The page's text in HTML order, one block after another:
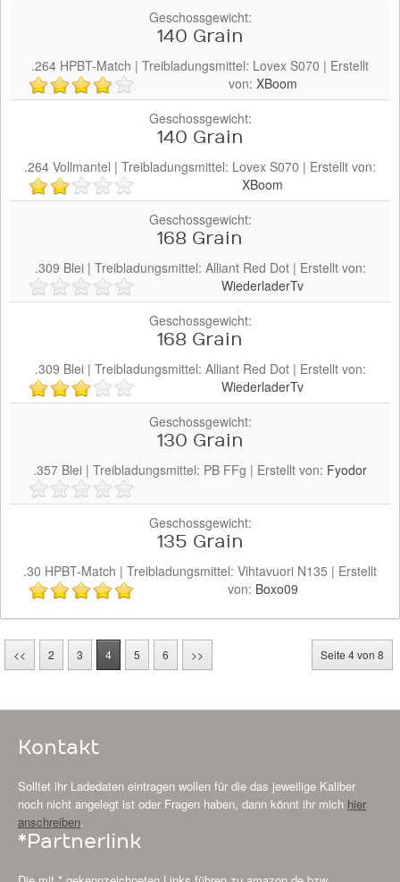
Geschossgewicht:
140 Grain
.264 HPBT-Match | Treibladungsmittel: Lovex S070 | Erstellt
von: XBoom
Geschossgewicht:
140 Grain
.264 Vollmantel | Treibladungsmittel: Lovex S070 | Erstellt von:
XBoom
Geschossgewicht:
168 Grain
.309 Blei| Treibladungsmittel: Alliant Red Dot| Erstellt von:
WiederladerTv
Geschossgewicht:
168 Grain
.309 Blei| Treibladungsmittel: Alliant Red Dot| Erstellt von:
WiederladerTv
Geschossgewicht:
130 Grain
.357 Blei | Treibladungsmittel: PB FFg | Erstellt von: Fyodor
Geschossgewicht:
135 Grain
.30 HPBT-Match | Treibladungsmittel: Vihtavuori N135 | Erstellt
von: Boxo09
Seite 4 von 8
<< 2 3 4 5 6 >>
Kontakt
Solltet ihr Ladedaten eintragen wollen für die das jeweilige Kaliber
noch nicht angelegt ist oder Fragen haben, dann könnt ihr mich hier
anschreiben.
*Partnerlink